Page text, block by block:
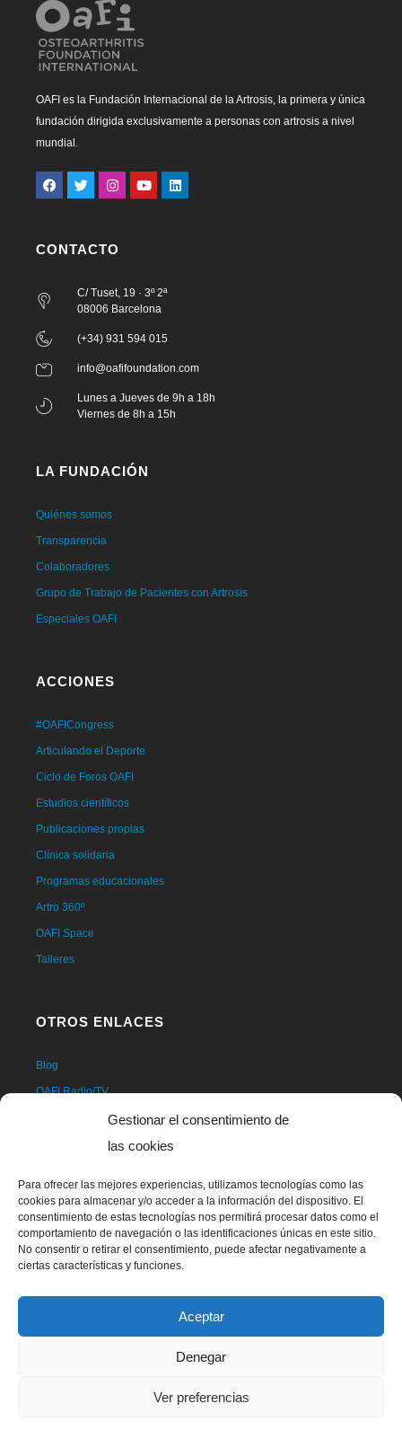
Gestionar el consentimiento de
las cookies
Para ofrecer las mejores experiencias, utilizamos tecnologías como las
cookies para almacenar y/o acceder a la información del dispositivo. El
consentimiento de estas tecnologías nos permitirá procesar datos como el
comportamiento de navegación o las identificaciones únicas en este sitio.
No consentir o retirar el consentimiento, puede afectar negativamente a
ciertas características y funciones.
Aceptar
Denegar
Ver preferencias
OAFI es la Fundación Internacional de la Artrosis, la primera y única
fundación dirigida exclusivamente a personas con artrosis a nivel
mundial.
CONTACTO
C/ Tuset, 19 · 3º 2ª
08006 Barcelona
(+34) 931 594 015
info@oafifoundation.com
Lunes a Jueves de 9h a 18h
Viernes de 8h a 15h
LA FUNDACIÓN
Quiénes somos
Transparencia
Colaboradores
Grupo de Trabajo de Pacientes con Artrosis
Especiales OAFI
ACCIONES
#OAFICongress
Articulando el Deporte
Ciclo de Foros OAFI
Estudios científicos
Publicaciones propias
Clínica solidaria
Programas educacionales
Artro 360º
OAFI Space
Talleres
OTROS ENLACES
Blog
OAFI Radio/TV
Hacerse soci@
Hacerse voluntari@
Contacto
exclusiva y altruista por el artista Xavier Mariscal.